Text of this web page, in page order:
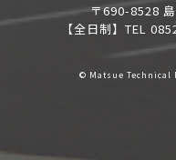
〒690-8528
【全日制】TEL
© Matsue Technical